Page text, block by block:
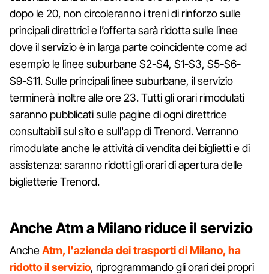
dopo le 20, non circoleranno i treni di rinforzo sulle
principali direttrici e l’offerta sarà ridotta sulle linee
dove il servizio è in larga parte coincidente come ad
esempio le linee suburbane S2-S4, S1-S3, S5-S6-
S9-S11. Sulle principali linee suburbane, il servizio
terminerà inoltre alle ore 23. Tutti gli orari rimodulati
saranno pubblicati sulle pagine di ogni direttrice
consultabili sul sito e sull'app di Trenord. Verranno
rimodulate anche le attività di vendita dei biglietti e di
assistenza: saranno ridotti gli orari di apertura delle
biglietterie Trenord.
Anche Atm a Milano riduce il servizio
AncheAtm, l'azienda dei trasporti di Milano, ha
ridotto il servizio, riprogrammando gli orari dei propri